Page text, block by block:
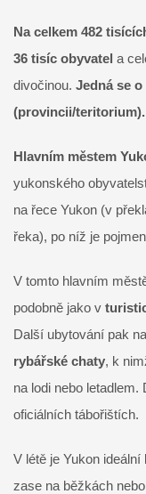
Na celkem 482
36 tisíc obyvatel a
divočinou. Jedná se
(provincii/teritorium).
Hlavním městem
yukonského
na řece Yukon (v
řeka), po níž je
V tomto hlavním
podobně jako v
Další ubytování pak
rybářské chaty, k
na lodi nebo letadlem.
oficiálních tábořištích.
V létě je Yukon
zase na běžkách